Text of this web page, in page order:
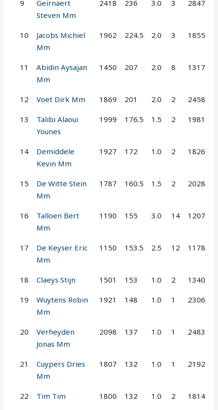
9
Geirnaert
Steven Mm
2418 236 3.0 3 2847
10
Jacobs Michiel
Mm
1962 224.5 2.0 3 1855
11
Abidin Aysajan
Mm
1450 207 2.0 8 1317
12 Voet Dirk Mm 1869 201 2.0 2 2458
13
Talibi Alaoui
Younes
1999 176.5 1.5 2 1981
14
Demiddele
Kevin Mm
1927 172 1.0 2 1826
15
De Witte Stein
Mm
1787 160.5 1.5 2 2028
16
Talloen Bert
Mm
1190 155 3.0 14 1207
17
De Keyser Eric
Mm
1150 153.5 2.5 12 1178
18 Claeys Stijn 1501 153 1.0 2 1340
19
Wuytens Robin
Mm
1921 148 1.0 1 2306
20
Verheyden
Jonas Mm
2098 137 1.0 1 2483
21
Cuypers Dries
Mm
1807 132 1.0 1 2192
22 Tim Tim 1800 132 1.0 2 1814